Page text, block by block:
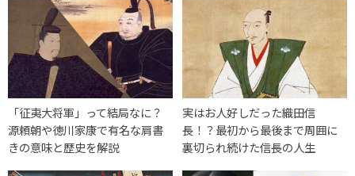
「征夷大将軍」って結局なに？
源頼朝や徳川家康で有名な肩書
きの意味と歴史を解説
実はお人好しだった織田信
長！？最初から最後まで周囲に
裏切られ続けた信長の人生